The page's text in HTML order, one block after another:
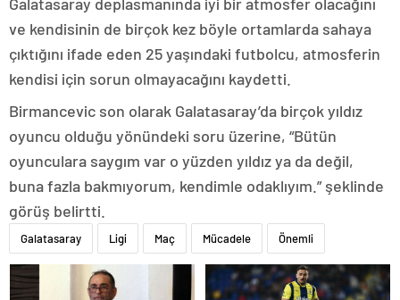
ve kendisinin de birçok kez böyle ortamlarda sahaya
çıktığını ifade eden 25 yaşındaki futbolcu, atmosferin
kendisi için sorun olmayacağını kaydetti.
Birmancevic son olarak Galatasaray’da birçok yıldız
oyuncu olduğu yönündeki soru üzerine, “Bütün
oyunculara saygım var o yüzden yıldız ya da değil,
buna fazla bakmıyorum, kendimle odaklıyım.” şeklinde
görüş belirtti.
Galatasaray Ligi Maç Mücadele Önemli